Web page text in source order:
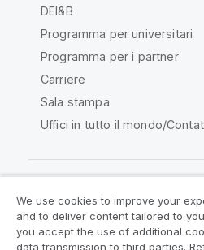
DEI&B
Programma per universitari
Programma per i partner
Carriere
Sala stampa
Uffici in tutto il mondo/
Qlik
We use cookies to improve your
and to deliver content tailored to
you accept the use of additional
data transmission to third parties.